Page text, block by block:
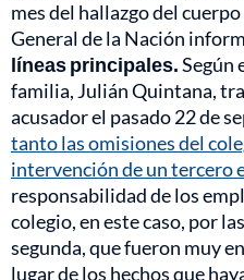
mes del hallazgo del
General de la Nación
líneas principales.Según
familia, Julián Quintana,
acusador el pasado 22 de
tanto las omisiones del
intervención de un tercero
responsabilidad de los
colegio, en este caso, por
segunda, que fueron muy
lugar de los hechos que